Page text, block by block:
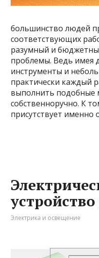
большинство людей
соответствующих
разумный и
проблемы. Ведь имея
инструменты и
практически каждый
выполнить подобные
собственноручно. К
присутствует именно
Электрика и освещение